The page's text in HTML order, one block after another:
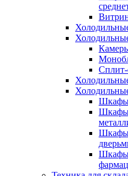
Шкафы
Шкафы
Шкафы
Шкафы